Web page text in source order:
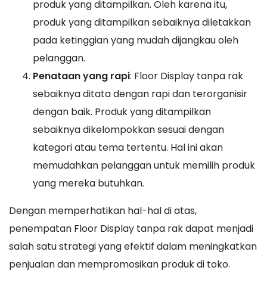
produk yang ditampilkan. Oleh karena itu,
produk yang ditampilkan sebaiknya diletakkan
pada ketinggian yang mudah dijangkau oleh
pelanggan.
Penataan yang rapi: Floor Display tanpa rak
sebaiknya ditata dengan rapi dan terorganisir
dengan baik. Produk yang ditampilkan
sebaiknya dikelompokkan sesuai dengan
kategori atau tema tertentu. Hal ini akan
memudahkan pelanggan untuk memilih produk
yang mereka butuhkan.
Dengan memperhatikan hal-hal di atas,
penempatan Floor Display tanpa rak dapat menjadi
salah satu strategi yang efektif dalam meningkatkan
penjualan dan mempromosikan produk di toko.